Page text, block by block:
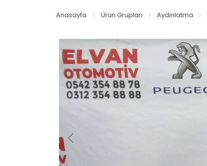
Anasayfa Ürün Grupları Aydınlatma